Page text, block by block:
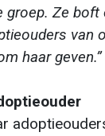
groep. Ze
van
haar geven.”